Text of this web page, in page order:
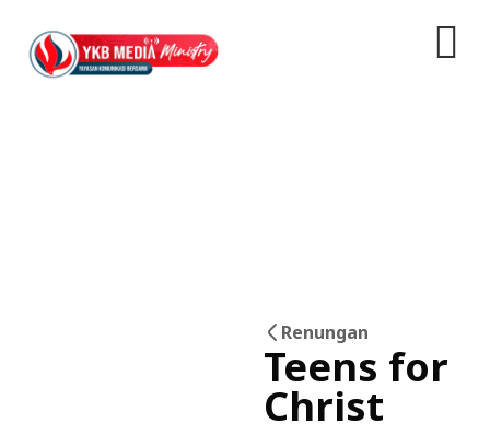
Renungan
Teens for
Christ